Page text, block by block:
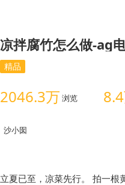
凉拌腐竹怎么做-ag
精品
2046.3万 浏览
沙小囡
立夏已至，凉菜先行。 拍一根